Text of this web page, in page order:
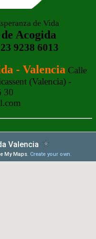
de Vida
Acogida
9238 6013
- Valencia Calle
(Valencia) -
30